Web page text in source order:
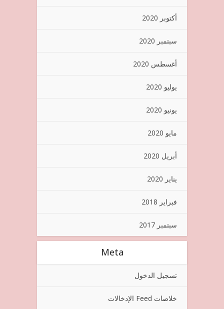
أكتوبر 2020
سبتمبر 2020
أغسطس 2020
يوليو 2020
يونيو 2020
مايو 2020
أبريل 2020
يناير 2020
فبراير 2018
سبتمبر 2017
Meta
تسجيل الدخول
خلاصات Feed الإدخالات